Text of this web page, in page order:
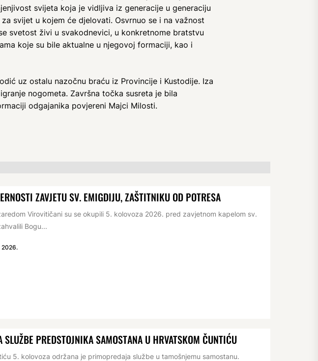
svijeta koja je vidljiva iz generacije u generaciju
svijet u kojem će djelovati. Osvrnuo se i na važnost
svetost živi u svakodnevici, u konkretnome bratstvu
koje su bile aktualne u njegovoj formaciji, kao i
uz ostalu nazočnu braću iz Provincije i Kustodije. Iza
nogometa. Završna točka susreta je bila
odgajanika povjereni Majci Milosti.
ZAVJETU SV. EMIGDIJU, ZAŠTITNIKU OD POTRESA
Virovitičani su se okupili 5. kolovoza 2026. pred zavjetnom kapelom sv.
Bogu...
2026.
SLUŽBE PREDSTOJNIKA SAMOSTANA U HRVATSKOM ČUNTIĆU
5. kolovoza održana je primopredaja službe u tamošnjemu samostanu.